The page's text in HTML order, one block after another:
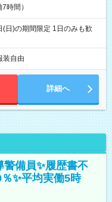
時間）
日)の期間限定 1日のみも歓
装自由
詳細へ
警備員✨履歴書不
✨平均実働5時